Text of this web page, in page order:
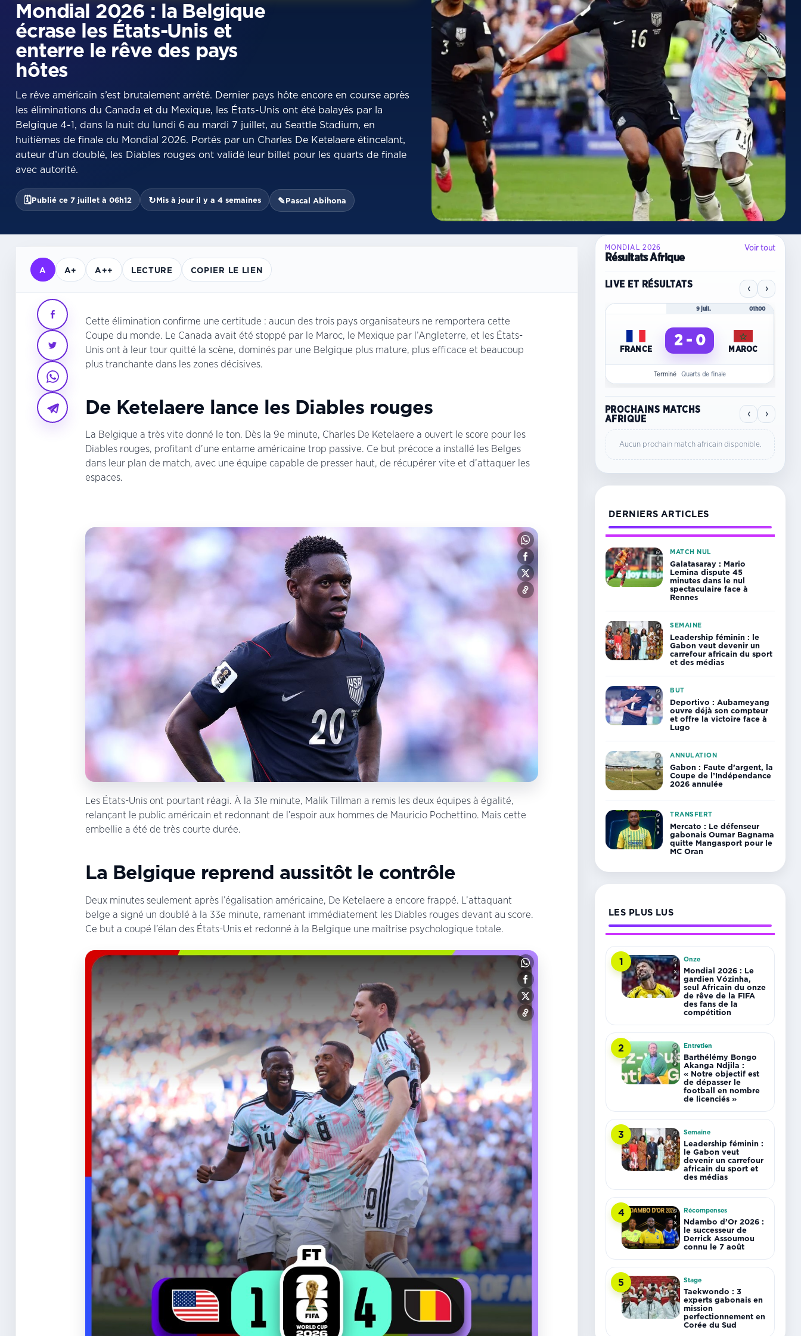
Mondial 2026 : la Belgique
écrase les États-Unis et
enterre le rêve des pays
hôtes
Le rêve américain s’est brutalement arrêté. Dernier pays hôte encore en course après
les éliminations du Canada et du Mexique, les États-Unis ont été balayés par la
Belgique 4-1, dans la nuit du lundi 6 au mardi 7 juillet, au Seattle Stadium, en
huitièmes de finale du Mondial 2026. Portés par un Charles De Ketelaere étincelant,
auteur d’un doublé, les Diables rouges ont validé leur billet pour les quarts de finale
avec autorité.
🗓Publié ce 7 juillet à 06h12 ↻Mis à jour il y a 4 semaines ✎Pascal Abihona
A A+ A++ LECTURE COPIER LE LIEN
Cette élimination confirme une certitude : aucun des trois pays organisateurs ne remportera cette
Coupe du monde. Le Canada avait été stoppé par le Maroc, le Mexique par l’Angleterre, et les États-
Unis ont à leur tour quitté la scène, dominés par une Belgique plus mature, plus efficace et beaucoup
plus tranchante dans les zones décisives.
De Ketelaere lance les Diables rouges
La Belgique a très vite donné le ton. Dès la 9e minute, Charles De Ketelaere a ouvert le score pour les
Diables rouges, profitant d’une entame américaine trop passive. Ce but précoce a installé les Belges
dans leur plan de match, avec une équipe capable de presser haut, de récupérer vite et d’attaquer les
espaces.
Les États-Unis ont pourtant réagi. À la 31e minute, Malik Tillman a remis les deux équipes à égalité,
relançant le public américain et redonnant de l’espoir aux hommes de Mauricio Pochettino. Mais cette
embellie a été de très courte durée.
La Belgique reprend aussitôt le contrôle
Deux minutes seulement après l’égalisation américaine, De Ketelaere a encore frappé. L’attaquant
belge a signé un doublé à la 33e minute, ramenant immédiatement les Diables rouges devant au score.
Ce but a coupé l’élan des États-Unis et redonné à la Belgique une maîtrise psychologique totale.
MONDIAL 2026
Résultats Afrique
Voir tout
LIVE ET RÉSULTATS ‹ ›
9 juil. 01h00
FRANCE
2 - 0
MAROC
Terminé Quarts de finale
PROCHAINS MATCHS
AFRIQUE
‹ ›
Aucun prochain match africain disponible.
DERNIERS ARTICLES
MATCH NUL
Galatasaray : Mario
Lemina dispute 45
minutes dans le nul
spectaculaire face à
Rennes
SEMAINE
Leadership féminin : le
Gabon veut devenir un
carrefour africain du sport
et des médias
BUT
Deportivo : Aubameyang
ouvre déjà son compteur
et offre la victoire face à
Lugo
ANNULATION
Gabon : Faute d’argent, la
Coupe de l’Indépendance
2026 annulée
TRANSFERT
Mercato : Le défenseur
gabonais Oumar Bagnama
quitte Mangasport pour le
MC Oran
LES PLUS LUS
1 Onze
Mondial 2026 : Le
gardien Vózinha,
seul Africain du onze
de rêve de la FIFA
des fans de la
compétition
2 Entretien
Barthélémy Bongo
Akanga Ndjila :
« Notre objectif est
de dépasser le
football en nombre
de licenciés »
3 Semaine
Leadership féminin :
le Gabon veut
devenir un carrefour
africain du sport et
des médias
4 Récompenses
Ndambo d’Or 2026 :
le successeur de
Derrick Assoumou
connu le 7 août
5 Stage
Taekwondo : 3
experts gabonais en
mission
perfectionnement en
Corée du Sud